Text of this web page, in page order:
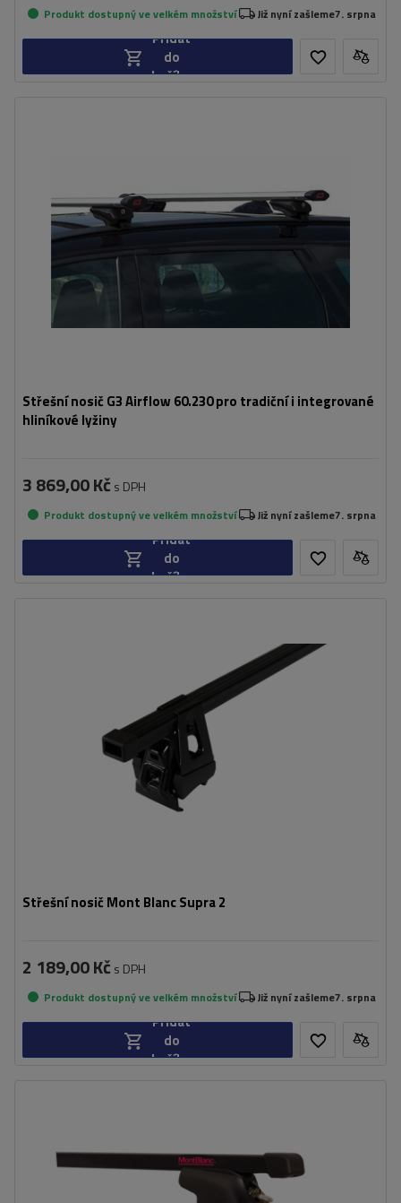
Produkt dostupný ve velkém množství Již nyní zašleme7. srpna
Přidat
do
košíku
Střešní nosič G3 Airflow 60.230 pro tradiční i integrované
hliníkové lyžiny
3 869,00 Kč s DPH
Produkt dostupný ve velkém množství Již nyní zašleme7. srpna
Přidat
do
košíku
Střešní nosič Mont Blanc Supra 2
2 189,00 Kč s DPH
Produkt dostupný ve velkém množství Již nyní zašleme7. srpna
Přidat
do
košíku